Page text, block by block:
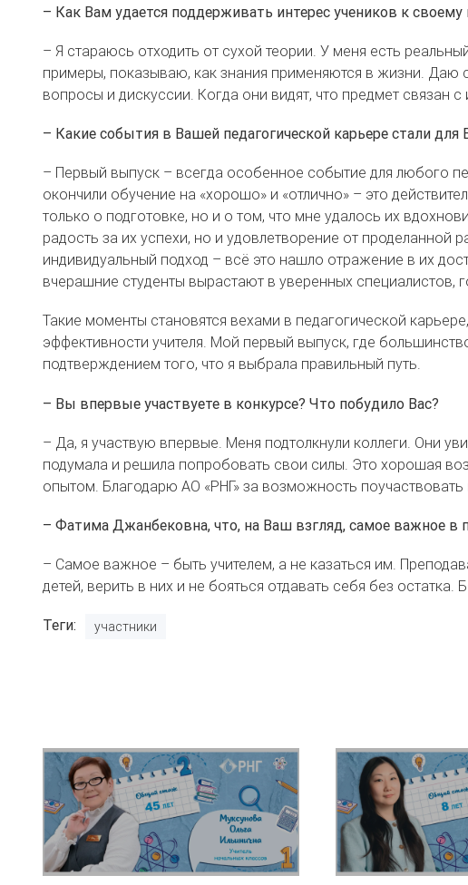
– Как Вам удается поддерживать интерес учеников к своему
– Я стараюсь отходить от сухой теории. У меня есть
примеры, показываю, как знания применяются в жизни.
вопросы и дискуссии. Когда они видят, что предмет связан
– Какие события в Вашей педагогической карьере стали
– Первый выпуск – всегда особенное событие для любого
окончили обучение на «хорошо» и «отлично» – это
только о подготовке, но и о том, что мне удалось их
радость за их успехи, но и удовлетворение от проделанной
индивидуальный подход – всё это нашло отражение в их
вчерашние студенты вырастают в уверенных специалистов,
Такие моменты становятся вехами в педагогической
эффективности учителя. Мой первый выпуск, где
подтверждением того, что я выбрала правильный путь.
– Вы впервые участвуете в конкурсе? Что побудило Вас?
– Да, я участвую впервые. Меня подтолкнули коллеги. Они
подумала и решила попробовать свои силы. Это хорошая
опытом. Благодарю АО «РНГ» за возможность поучаствовать
– Фатима Джанбековна, что, на Ваш взгляд, самое важное в
– Самое важное – быть учителем, а не казаться им.
детей, верить в них и не бояться отдавать себя без
Теги участники